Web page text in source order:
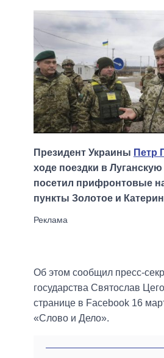
Президент Украины Петр
ходе поездки в
посетил прифронтовые
пункты Золотое и
Об этом сообщил пресс-
государства Святослав
странице в Facebook 16
«Слово и Дело».